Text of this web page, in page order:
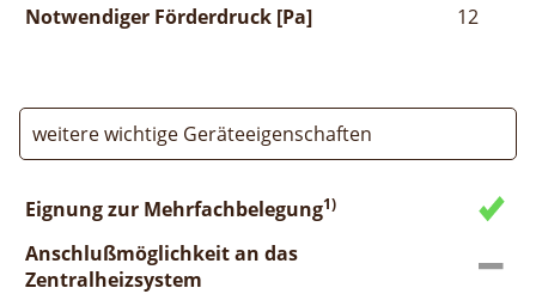
Notwendiger Förderdruck [Pa]
12
weitere wichtige Geräteeigenschaften
Eignung zur Mehrfachbelegung1)
Anschlußmöglichkeit an das
Zentralheizsystem